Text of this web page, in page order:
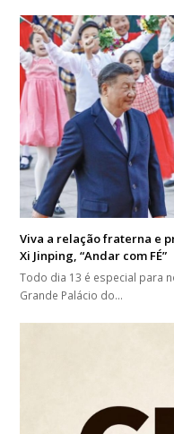
Viva a relação fraterna e
Xi Jinping, “Andar com FÉ”
Todo dia 13 é especial para
Grande Palácio do…